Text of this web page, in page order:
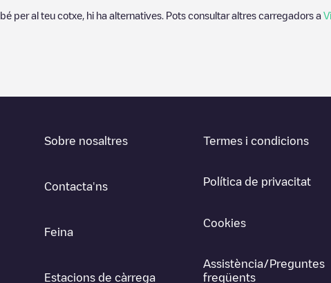
per al teu cotxe, hi ha alternatives. Pots consultar altres carregadors a
Sobre nosaltres
Contacta'ns
Feina
Estacions de càrrega
Termes i condicions
Política de privacitat
Cookies
Assistència/Preguntes
freqüents